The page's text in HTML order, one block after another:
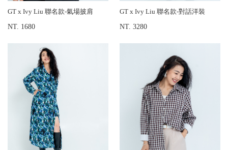
GT x Ivy Liu 聯名款-氣場披肩
NT. 1680
GT x Ivy Liu 聯名款-對話洋裝
NT. 3280